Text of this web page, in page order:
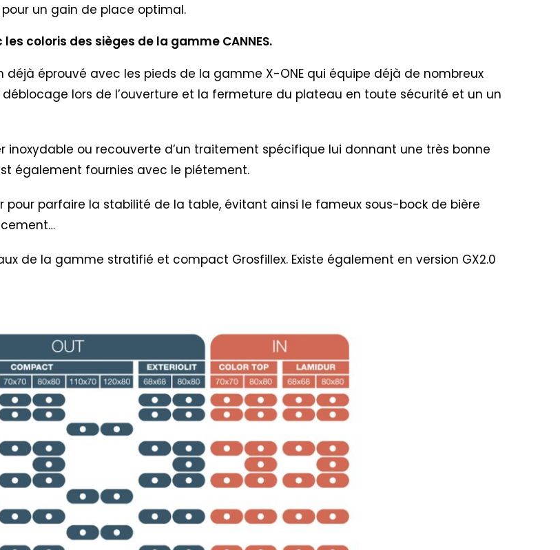
un gain de place optimal.
coloris des sièges de la gamme CANNES.
éprouvé avec les pieds de la gamme X-ONE qui équipe déjà de nombreux
lors de l’ouverture et la fermeture du plateau en toute sécurité et un un
inoxydable ou recouverte d’un traitement spécifique lui donnant une très bonne
également fournies avec le piétement.
parfaire la stabilité de la table, évitant ainsi le fameux sous-bock de bière
de la gamme stratifié et compact Grosfillex. Existe également en version GX2.0